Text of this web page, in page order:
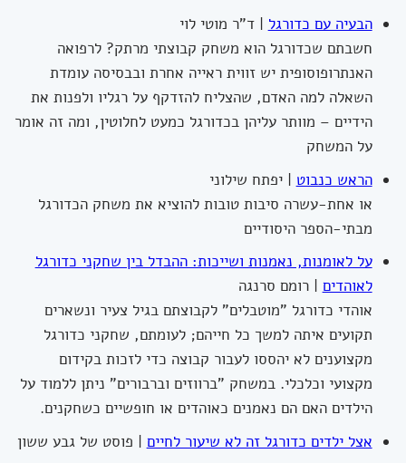
הבעיה עם כדורגל | ד"ר מוטי לוי
חשבתם שכדורגל הוא משחק קבוצתי מרתק? לרפואה
האנתרופוסופית יש זווית ראייה אחרת ובבסיסה עומדת
השאלה למה האדם, שהצליח להזדקף על רגליו ולפנות את
הידיים – מוותר עליהן בכדורגל כמעט לחלוטין, ומה זה אומר
על המשחק
הראש כנבוט | יפתח שילוני
או אחת-עשרה סיבות טובות להוציא את משחק הכדורגל
מבתי-הספר היסודיים
על לאומנות, נאמנות ושייכות: ההבדל בין שחקני כדורגל
לאוהדים | רומם סרנגה
אוהדי כדורגל "מוטבלים" לקבוצתם בגיל צעיר ונשארים
תקועים איתה למשך כל חייהם; לעומתם, שחקני כדורגל
מקצוענים לא יהססו לעבור קבוצה כדי לזכות בקידום
מקצועי וכלכלי. במשחק "ברווזים וברבורים" ניתן ללמוד על
הילדים האם הם נאמנים כאוהדים או חופשיים כשחקנים.
אצל ילדים כדורגל זה לא שיעור לחיים | פוסט של גבע ששון